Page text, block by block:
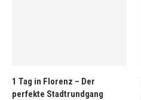
1 Tag in Florenz – Der
perfekte Stadtrundgang